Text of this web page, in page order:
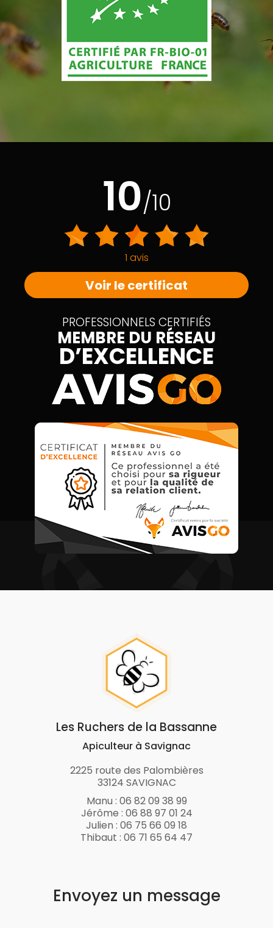
10/10
1 avis
Voir le certificat
PROFESSIONNELS CERTIFIÉS
MEMBRE DU RÉSEAU
D’EXCELLENCE
Les Ruchers de la Bassanne
Apiculteur à Savignac
2225 route des Palombières
33124 SAVIGNAC
Manu : 06 82 09 38 99
Jérôme : 06 88 97 01 24
Julien : 06 75 66 09 18
Thibaut : 06 71 65 64 47
Envoyez un message